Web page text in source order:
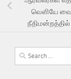
வெளியே
Search
for: